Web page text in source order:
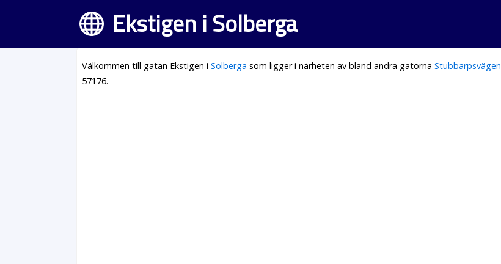
Ekstigen i Solberga
Välkommen till gatan Ekstigen iSolberga som ligger i närheten av bland andra gatornaStubbarpsvägen
57176.